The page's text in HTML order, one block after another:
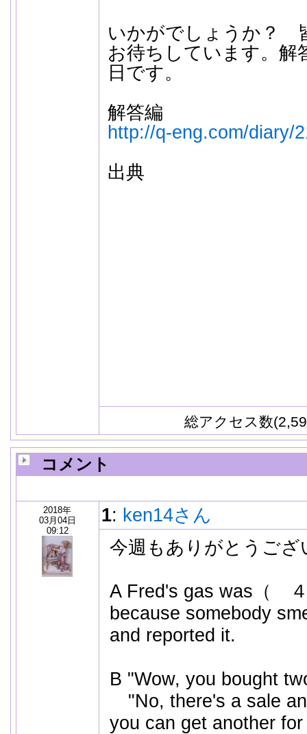
いかがでしょうか？
お待ちしています。解
日です。
解答編
http://q-eng.com/diary/
出典
総アクセス数
コメント
2018年
03月04日
09:12
1: ken14さん
今週もありがとうござ
A Fred's gas was（
because somebody
and reported it.
B "Wow, you bought
"No, there's a sale
you can get another